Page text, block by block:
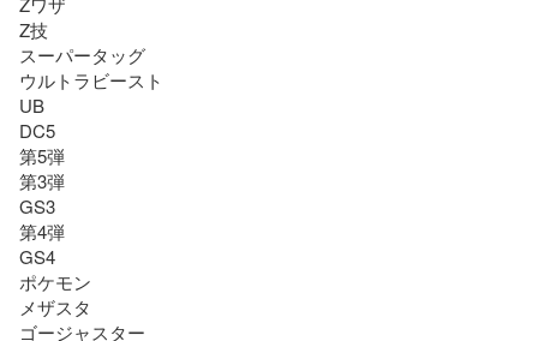
Z技
スーパータッグ
ウルトラビースト
UB
DC5
第5弾
第3弾
GS3
第4弾
GS4
ポケモン
メザスタ
ゴージャスター